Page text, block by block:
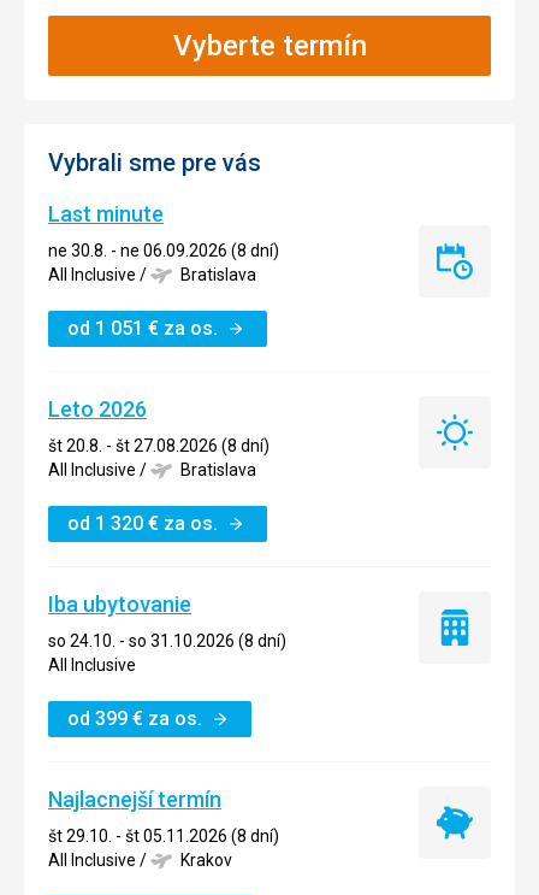
Vyberte termín
Vybrali sme pre vás
Last minute
ne 30.8. - ne 06.09.2026 (8 dní)
All Inclusive / Bratislava
od 1 051 € za os.
Last
Leto 2026
št 20.8. - št 27.08.2026 (8 dní)
All Inclusive / Bratislava
od 1 320 € za os.
Leto
Iba ubytovanie
so 24.10. - so 31.10.2026 (8 dní)
All Inclusive
od 399 € za os.
Iba
Najlacnejší termín
št 29.10. - št 05.11.2026 (8 dní)
All Inclusive / Krakov
Najlacnejší